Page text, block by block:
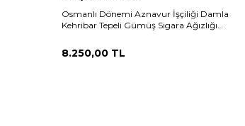
Osmanlı Dönemi Aznavur İşçiliği Damla
Kehribar Tepeli Gümüş Sigara Ağızlığı
8.250,00 TL